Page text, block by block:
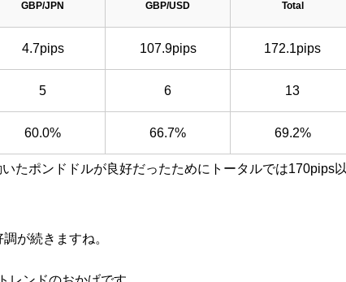
GBP/JPN GBP/USD Total
4.7pips 107.9pips 172.1pips
5 6 13
60.0% 66.7% 69.2%
たポンドドルが良好だったためにトータルでは170pips以
が続きますね。